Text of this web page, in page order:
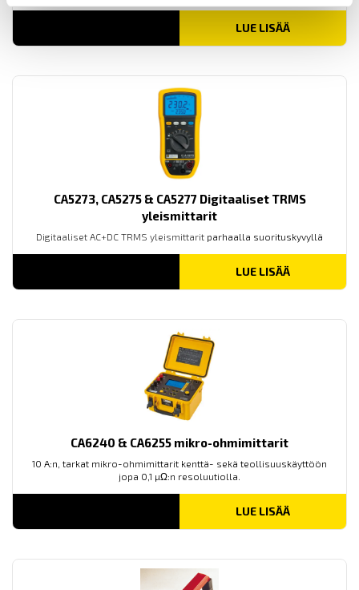
LUE LISÄÄ
CA5273, CA5275 & CA5277 Digitaaliset TRMS
yleismittarit
Digitaaliset AC+DC TRMS yleismittarit parhaalla suorituskyvyllä
LUE LISÄÄ
CA6240 & CA6255 mikro-ohmimittarit
10 A:n, tarkat mikro-ohmimittarit kenttä- sekä teollisuuskäyttöön
jopa 0,1 µΩ:n resoluutiolla.
LUE LISÄÄ